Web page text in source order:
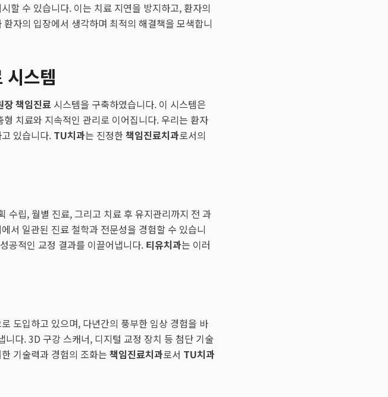
할 수 있습니다. 이는 치료 지연을 방지하고, 환자의
환자의 입장에서 생각하며 최적의 해결책을 모색합니
시스템
장 책임진료 시스템을 구축하였습니다. 이 시스템은
치료와 지속적인 관리로 이어집니다. 우리는 환자
있습니다. TU치과는 진정한책임진료치과로서의
수립, 월별 진료, 그리고 치료 후 유지관리까지 전 과
서 일관된 진료 철학과 전문성을 경험할 수 있습니
공적인 교정 결과를 이끌어냅니다. 티유치과는 이러
도입하고 있으며, 다년간의 풍부한 임상 경험을 바
다. 3D 구강 스캐너, 디지털 교정 장치 등 첨단 기술
기술력과 경험의 조화는 책임진료치과로서 TU치과